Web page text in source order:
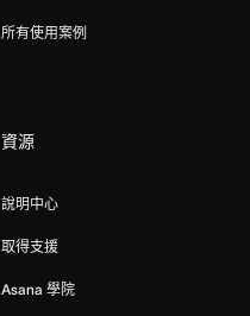
所有使用案例
資源
說明中心
取得支援
Asana 學院